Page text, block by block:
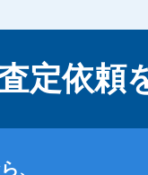
定依頼
、